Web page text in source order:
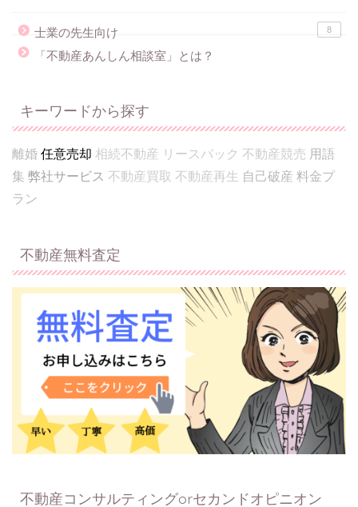
士業の先生向け 8
「不動産あんしん相談室」とは？
キーワードから探す
離婚 任意売却 相続不動産 リースバック 不動産競売 用語
集 弊社サービス 不動産買取 不動産再生 自己破産 料金プ
ラン
不動産無料査定
不動産コンサルティングorセカンドオピニオン